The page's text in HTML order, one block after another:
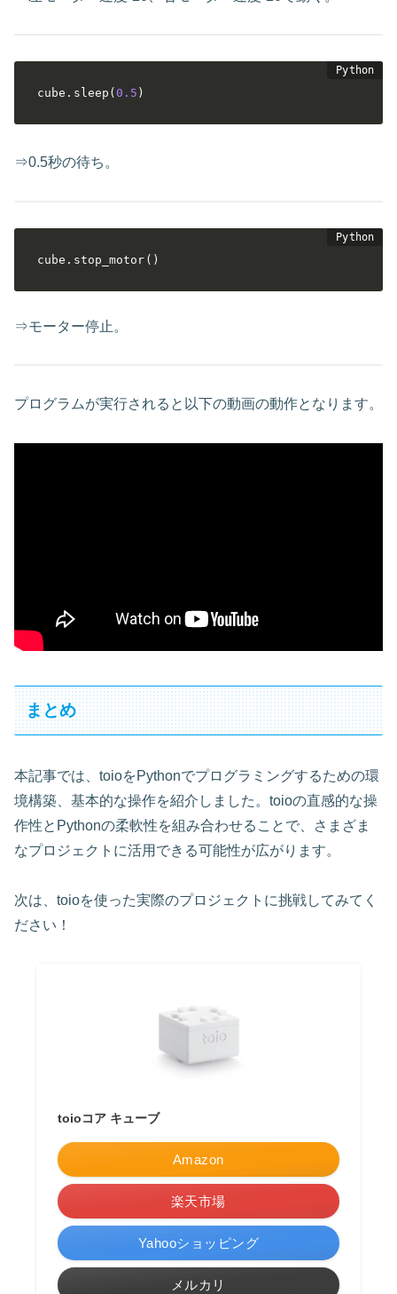
cube . sleep (0.5 )
⇒0.5秒の待ち。
cube . stop_motor ( )
⇒モーター停止。
プログラムが実行されると以下の動画の動作となります。
まとめ
本記事では、toioをPythonでプログラミングするための環
境構築、基本的な操作を紹介しました。toioの直感的な操
作性とPythonの柔軟性を組み合わせることで、さまざま
なプロジェクトに活用できる可能性が広がります。
次は、toioを使った実際のプロジェクトに挑戦してみてく
ださい！
toioコア キューブ
Amazon
楽天市場
Yahooショッピング
メルカリ